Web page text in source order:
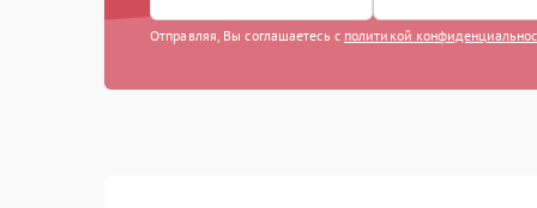
Отправляя, Вы соглашаетесь с политикой